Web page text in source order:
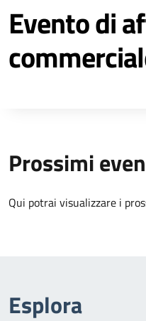
Evento di
Prossimi
Qui potrai visualizzare i
Esplora